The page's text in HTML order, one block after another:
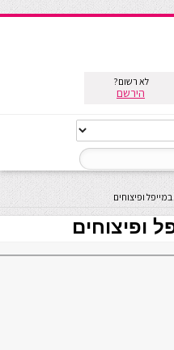
לא רשום?
הירשם
ופיצוחים
ופיצוחים